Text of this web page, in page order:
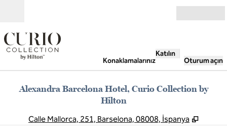
Konaklamalarınız
Katılın
Oturum açın
Alexandra Barcelona Hotel, Curio Collection by
Hilton
Calle Mallorca, 251, Barselona, 08008, İspanya ,